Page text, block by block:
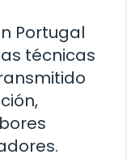
Portugal
técnicas